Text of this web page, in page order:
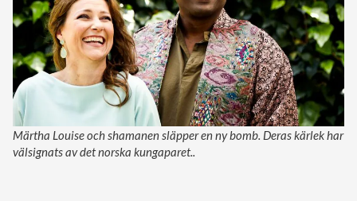
Märtha Louise och shamanen släpper en ny bomb. Deras kärlek har
välsignats av det norska kungaparet..